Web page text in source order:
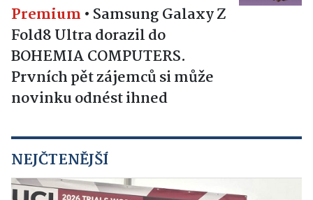
Premium • Samsung Galaxy Z
Fold8 Ultra dorazil do
BOHEMIA COMPUTERS.
Prvních pět zájemců si může
novinku odnést ihned
NEJČTENĚJŠÍ